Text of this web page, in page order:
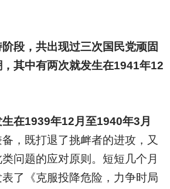
段，共出现过三次国民党顽固
其中有两次就发生在1941年12
在1939年12月至1940年3月
，既打退了挑衅者的进攻，又
问题的应对原则。短短几个月
了《克服投降危险，力争时局